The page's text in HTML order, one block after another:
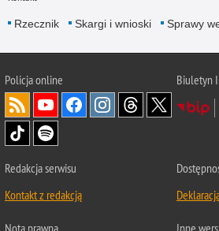
Rzecznik Skargi i wnioski Sprawy
Policjaonline
Biuletyn
Redakcja serwisu
Kontakt z redakcją